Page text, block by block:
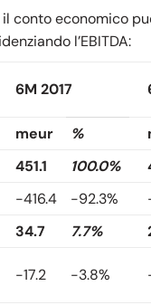
conto economico
l’EBITDA:
6M 2017
meur %
451.1 100.0%
-416.4 -92.3%
34.7 7.7%
-17.2 -3.8%